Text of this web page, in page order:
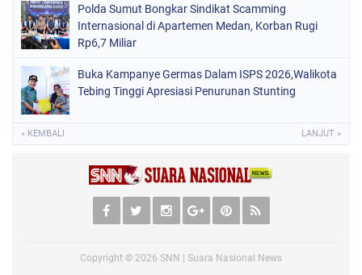
Polda Sumut Bongkar Sindikat Scamming
Internasional di Apartemen Medan, Korban Rugi
Rp6,7 Miliar
Buka Kampanye Germas Dalam ISPS 2026,Walikota
Tebing Tinggi Apresiasi Penurunan Stunting
« KEMBALI LANJUT »
Copyright © 2026 SNN | Suara Nasional News